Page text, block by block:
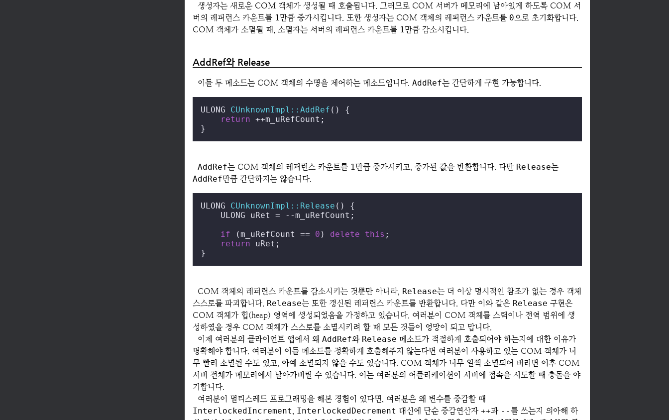
생성자는 새로운 COM 객체가 생성될 때 호출됩니다. 그러므로 COM 서버가 메모리에 남아있게 하도록 COM 서
버의 레퍼런스 카운트를 1만큼 증가시킵니다. 또한 생성자는 COM 객체의 레퍼런스 카운트를 0 으로 초기화합니다.
COM 객체가 소멸될 때, 소멸자는 서버의 레퍼런스 카운트를 1만큼 감소시킵니다.
AddRef와 Release
이들 두 메소드는 COM 객체의 수명을 제어하는 메소드입니다. AddRef는 간단하게 구현 가능합니다.
ULONG CUnknownImpl::AddRef ()
{
return ++m_uRefCount;
}
AddRef는 COM 객체의 레퍼런스 카운트를 1만큼 증가시키고, 증가된 값을 반환합니다. 다만 Release는
AddRef만큼 간단하지는 않습니다.
ULONG CUnknownImpl::Release ()
{
    ULONG uRet = --m_uRefCount;
if (m_uRefCount == 0 ) delete this ;
return uRet;
}
COM 객체의 레퍼런스 카운트를 감소시키는 것뿐만 아니라, Release는 더 이상 명시적인 참조가 없는 경우 객체
스스로를 파괴합니다. Release는 또한 갱신된 레퍼런스 카운트를 반환합니다. 다만 이와 같은 Release 구현은
COM 객체가 힙(heap) 영역에 생성되었음을 가정하고 있습니다. 여러분이 COM 객체를 스택이나 전역 범위에 생
성하였을 경우 COM 객체가 스스로를 소멸시키려 할 때 모든 것들이 엉망이 되고 맙니다.
이제 여러분의 클라이언트 앱에서 왜 AddRef와 Release 메소드가 적절하게 호출되어야 하는지에 대한 이유가
명확해야 합니다. 여러분이 이들 메소드를 정확하게 호출해주지 않는다면 여러분이 사용하고 있는 COM 객체가 너
무 빨리 소멸될 수도 있고, 아예 소멸되지 않을 수도 있습니다. COM 객체가 너무 일찍 소멸되어 버리면 이후 COM
서버 전체가 메모리에서 날아가버릴 수 있습니다. 이는 여러분의 어플리케이션이 서버에 접속을 시도할 때 충돌을 야
기합니다.
여러분이 멀티스레드 프로그래밍을 해본 경험이 있다면, 여러분은 왜 변수를 증감할 때
InterlockedIncrement, InterlockedDecrement 대신에 단순 증감연산자 ++과 --를 쓰는지 의아해 하